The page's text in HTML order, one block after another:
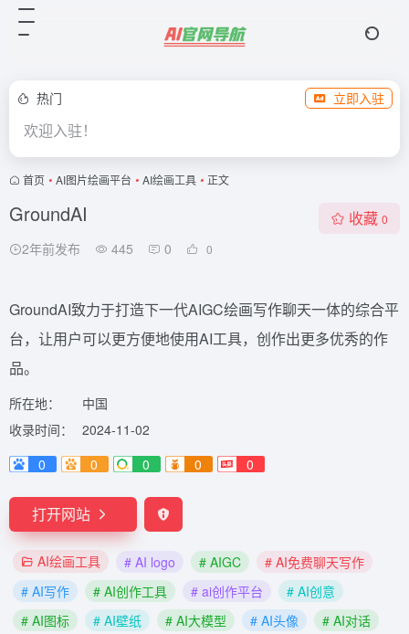
热门 立即入驻
欢迎入驻！
首页 • AI图片绘画平台 • AI绘画工具 • 正文
GroundAI
2年前发布 445 0 0
收藏 0
GroundAI致力于打造下一代AIGC绘画写作聊天一体的综合平
台，让用户可以更方便地使用AI工具，创作出更多优秀的作
品。
所在地：
中国
收录时间：
2024-11-02
0
0 0 0 0
打开网站
AI绘画工具 # AI logo # AIGC
# AI免费聊天写作
# AI写作
# AI创作工具 # ai创作平台
# AI创意
# AI图标
# AI壁纸 # AI大模型 # AI头像
# AI对话